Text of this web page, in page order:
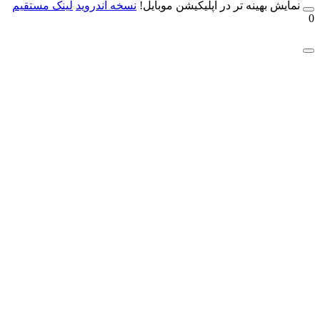
بهینه تر در اپلیکیشن موبایل!نسخه آندروید لینک مستقیم